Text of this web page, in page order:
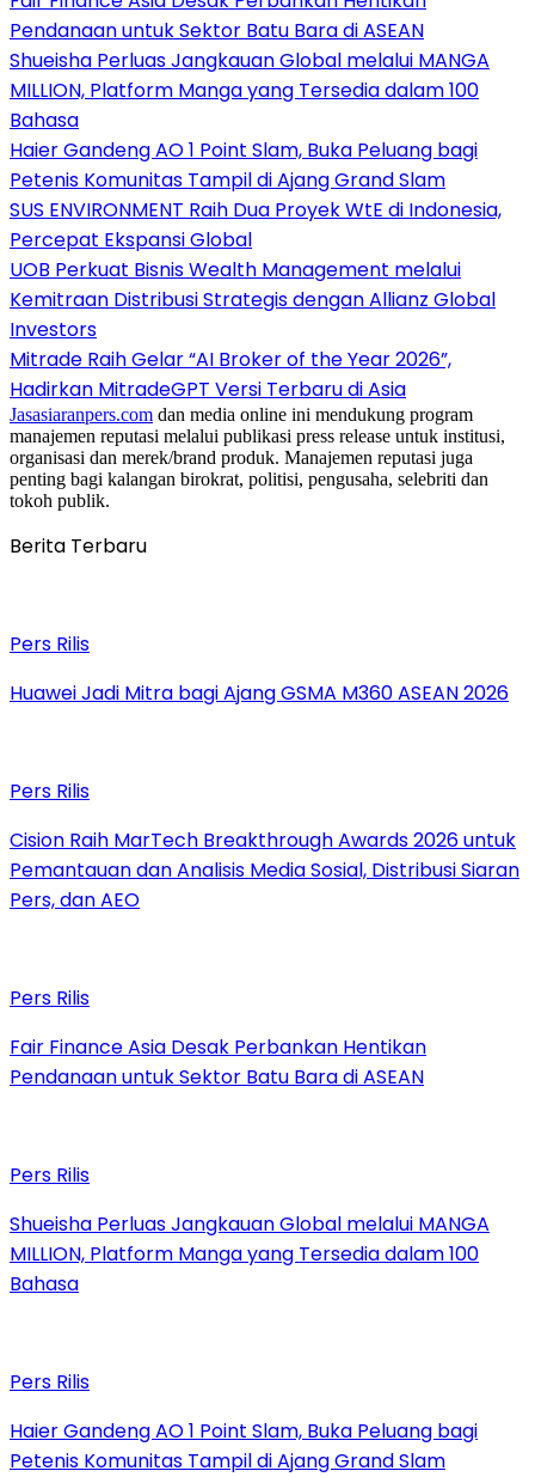
Pendanaan untuk Sektor Batu Bara di ASEAN
Shueisha Perluas Jangkauan Global melalui MANGA
MILLION, Platform Manga yang Tersedia dalam 100
Bahasa
Haier Gandeng AO 1 Point Slam, Buka Peluang bagi
Petenis Komunitas Tampil di Ajang Grand Slam
SUS ENVIRONMENT Raih Dua Proyek WtE di Indonesia,
Percepat Ekspansi Global
UOB Perkuat Bisnis Wealth Management melalui
Kemitraan Distribusi Strategis dengan Allianz Global
Investors
Mitrade Raih Gelar “AI Broker of the Year 2026”,
Hadirkan MitradeGPT Versi Terbaru di Asia
Jasasiaranpers.com dan media online ini mendukung program
manajemen reputasi melalui publikasi press release untuk institusi,
organisasi dan merek/brand produk. Manajemen reputasi juga
penting bagi kalangan birokrat, politisi, pengusaha, selebriti dan
tokoh publik.
Berita Terbaru
Pers Rilis
Huawei Jadi Mitra bagi Ajang GSMA M360 ASEAN 2026
Pers Rilis
Cision Raih MarTech Breakthrough Awards 2026 untuk
Pemantauan dan Analisis Media Sosial, Distribusi Siaran
Pers, dan AEO
Pers Rilis
Fair Finance Asia Desak Perbankan Hentikan
Pendanaan untuk Sektor Batu Bara di ASEAN
Pers Rilis
Shueisha Perluas Jangkauan Global melalui MANGA
MILLION, Platform Manga yang Tersedia dalam 100
Bahasa
Pers Rilis
Haier Gandeng AO 1 Point Slam, Buka Peluang bagi
Petenis Komunitas Tampil di Ajang Grand Slam